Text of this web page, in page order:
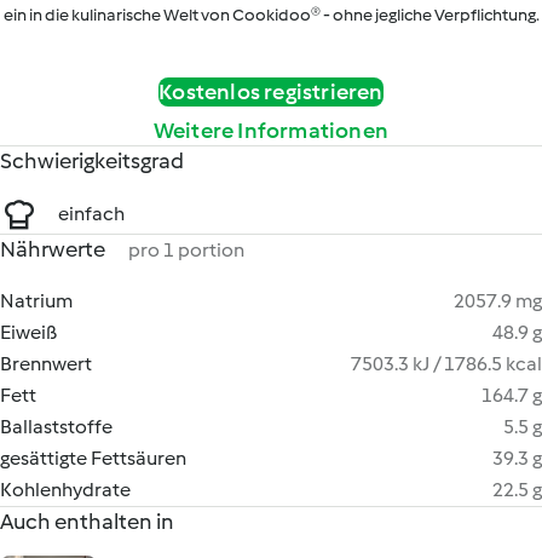
ein in die kulinarische Welt von Cookidoo® - ohne jegliche Verpflichtung.
Kostenlos registrieren
Weitere Informationen
Schwierigkeitsgrad
einfach
Nährwerte pro 1 portion
Natrium
2057.9 mg
Eiweiß
48.9 g
Brennwert
7503.3 kJ / 1786.5 kcal
Fett
164.7 g
Ballaststoffe
5.5 g
gesättigte Fettsäuren
39.3 g
Kohlenhydrate
22.5 g
Auch enthalten in